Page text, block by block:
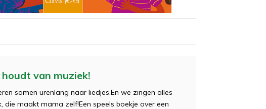
van muziek!
samen urenlang naar liedjes.En we zingen alles
die maakt mama zelf!Een speels boekje over een